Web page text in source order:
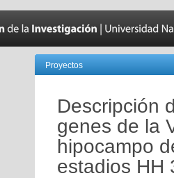
Proyectos
Descripción
genes de la
hipocampo
estadios HH